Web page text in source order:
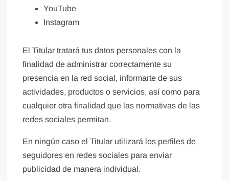
YouTube
Instagram
El Titular tratará tus datos personales con la
finalidad de administrar correctamente su
presencia en la red social, informarte de sus
actividades, productos o servicios, así como para
cualquier otra finalidad que las normativas de las
redes sociales permitan.
En ningún caso el Titular utilizará los perfiles de
seguidores en redes sociales para enviar
publicidad de manera individual.